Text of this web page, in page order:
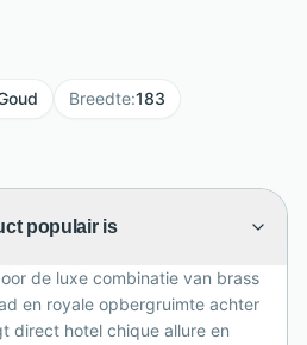
en heeft een stijlvol
ruimte voor servies,
spullen. De royale
eetkamer of hal. De messing
een tijdloze uitstraling,
Breedte:183
populair is
de luxe combinatie van brass
en royale opbergruimte achter
direct hotel chique allure en